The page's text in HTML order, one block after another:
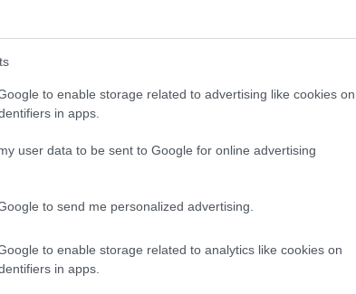
to enable storage related to advertising like cookies on
in apps.
user data to be sent to Google for online advertising
to send me personalized advertising.
to enable storage related to analytics like cookies on
in apps.